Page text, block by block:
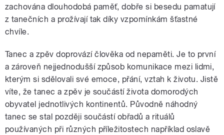
zachována dlouhodobá paměť, dobře si besedu pamatují
z tanečních a prožívají tak díky vzpomínkám šťastné
chvíle.
Tanec a zpěv doprovází člověka od nepaměti. Je to první
a zároveň nejjednodušší způsob komunikace mezi lidmi,
kterým si sdělovali své emoce, přání, vztah k životu. Jistě
víte, že tanec a zpěv je součástí života domorodých
obyvatel jednotlivých kontinentů. Původně náhodný
tanec se stal později součástí obřadů a rituálů
používaných při různých příležitostech například oslavě